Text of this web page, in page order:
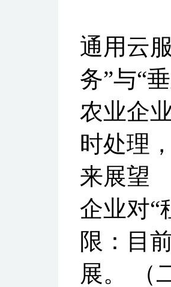
通用云
务”与“
农业企
时处理
来展望
企业对“
限：目
展。 （